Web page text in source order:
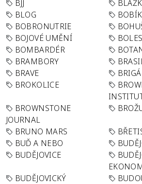
BJJ
BLOG
BOBÍK
BOBRONUTRIE
BOJOVÉ UMĚNÍ
BOMBARDÉR
BRAMBORY
BRAVE
BROKOLICE
BROWNSTONE
JOURNAL
BRUNO MARS
BUĎ A NEBO
BUDĚJOVICE
BUDĚJOVICKÝ